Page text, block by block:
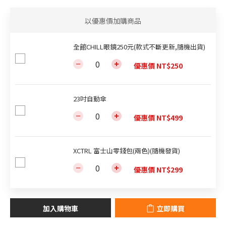
以優惠價加購商品
全館CHILL眼鏡250元(款式不斷更新,隨機出貨)
優惠價 NT$250
23吋自動傘
優惠價 NT$499
XCTRL 富士山零錢包(兩色)(隨機發貨)
優惠價 NT$299
加入購物車 立即購買